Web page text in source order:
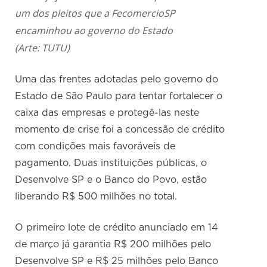
um dos pleitos que a FecomercioSP
encaminhou ao governo do Estado
(Arte: TUTU)
Uma das frentes adotadas pelo governo do
Estado de São Paulo para tentar fortalecer o
caixa das empresas e protegê-las neste
momento de crise foi a concessão de crédito
com condições mais favoráveis de
pagamento. Duas instituições públicas, o
Desenvolve SP e o Banco do Povo, estão
liberando R$ 500 milhões no total.
O primeiro lote de crédito anunciado em 14
de março já garantia R$ 200 milhões pelo
Desenvolve SP e R$ 25 milhões pelo Banco